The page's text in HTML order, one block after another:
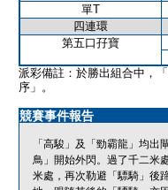
單T
四連環
第五口孖寶
派彩備註：於勝出組合中，
序」。
競賽事件報告
「高駿」及「勁霸龍」均
鳥」開始外閃。過了千二米
米處，再次勒避「驃騎」後